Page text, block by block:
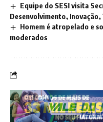
Equipe do SESI visita
Desenvolvimento,
Homem é atropelado e
moderados